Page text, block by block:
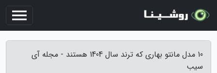
10 مدل مانتو بهاری که ترند سال 1404 هستند - مجله آی
سیب